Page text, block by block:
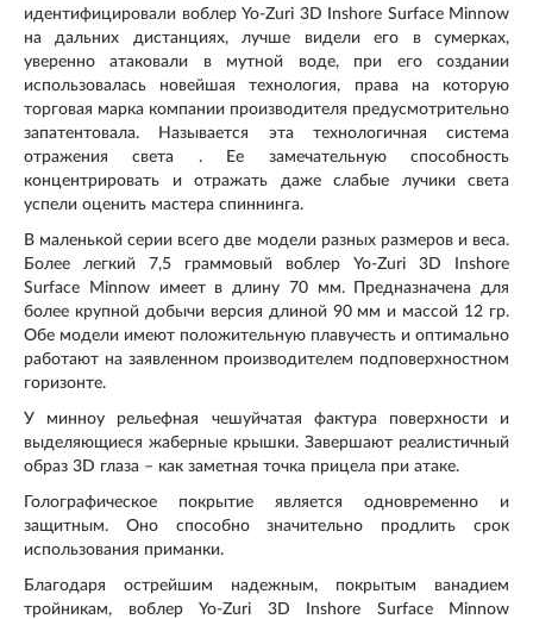
идентифицировали воблер Yo-Zuri 3D Inshore Surface Minnow
на дальних дистанциях, лучше видели его в сумерках,
уверенно атаковали в мутной воде, при его создании
использовалась новейшая технология, права на которую
торговая марка компании производителя предусмотрительно
запатентовала. Называется эта технологичная система
отражения света . Ее замечательную способность
концентрировать и отражать даже слабые лучики света
успели оценить мастера спиннинга.
В маленькой серии всего две модели разных размеров и веса.
Более легкий 7,5 граммовый воблер Yo-Zuri 3D Inshore
Surface Minnow имеет в длину 70 мм. Предназначена для
более крупной добычи версия длиной 90 мм и массой 12 гр.
Обе модели имеют положительную плавучесть и оптимально
работают на заявленном производителем подповерхностном
горизонте.
У минноу рельефная чешуйчатая фактура поверхности и
выделяющиеся жаберные крышки. Завершают реалистичный
образ 3D глаза – как заметная точка прицела при атаке.
Голографическое покрытие является одновременно и
защитным. Оно способно значительно продлить срок
использования приманки.
Благодаря острейшим надежным, покрытым ванадием
тройникам, воблер Yo-Zuri 3D Inshore Surface Minnow